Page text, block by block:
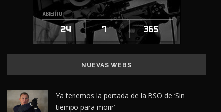
NUEVAS WEBS
Ya tenemos la portada de la BSO de ‘Sin
tiempo para morir’